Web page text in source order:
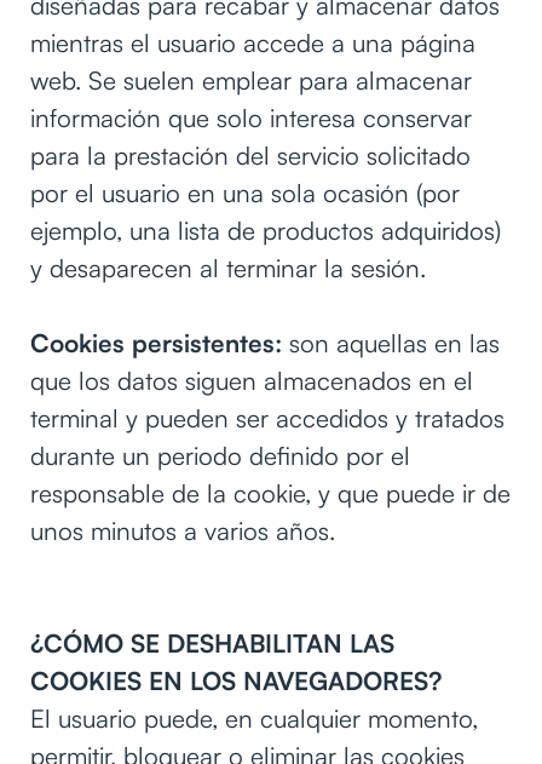
mientras el usuario accede a una página
web. Se suelen emplear para almacenar
información que solo interesa conservar
para la prestación del servicio solicitado
por el usuario en una sola ocasión (por
ejemplo, una lista de productos adquiridos)
y desaparecen al terminar la sesión.
Cookies persistentes: son aquellas en las
que los datos siguen almacenados en el
terminal y pueden ser accedidos y tratados
durante un periodo definido por el
responsable de la cookie, y que puede ir de
unos minutos a varios años.
¿CÓMO SE DESHABILITAN LAS
COOKIES EN LOS NAVEGADORES?
El usuario puede, en cualquier momento,
permitir, bloquear o eliminar las cookies